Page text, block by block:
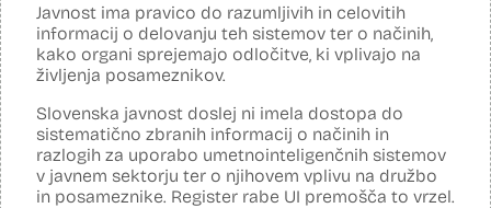
Javnost ima pravico do razumljivih in celovitih
informacij o delovanju teh sistemov ter o načinih,
kako organi sprejemajo odločitve, ki vplivajo na
življenja posameznikov.
Slovenska javnost doslej ni imela dostopa do
sistematično zbranih informacij o načinih in
razlogih za uporabo umetnointeligenčnih sistemov
v javnem sektorju ter o njihovem vplivu na družbo
in posameznike. Register rabe UI premošča to vrzel.